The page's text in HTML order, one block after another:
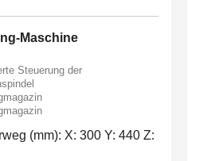
Maschine
Steuerung der
(mm): X: 300 Y: 440 Z: